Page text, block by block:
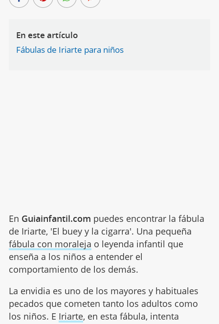
En este artículo
Fábulas de Iriarte para niños
En Guiainfantil.com puedes encontrar la fábula
de Iriarte, 'El buey y la cigarra'. Una pequeña
fábula con moraleja o leyenda infantil que
enseña a los niños a entender el
comportamiento de los demás.
La envidia es uno de los mayores y habituales
pecados que cometen tanto los adultos como
los niños. E Iriarte, en esta fábula, intenta